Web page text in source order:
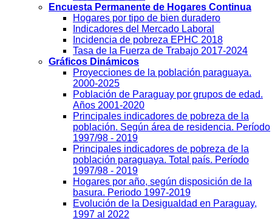
Encuesta Permanente de Hogares Continua
Hogares por tipo de bien duradero
Indicadores del Mercado Laboral
Incidencia de pobreza EPHC 2018
Tasa de la Fuerza de Trabajo 2017-2024
Gráficos Dinámicos
Proyecciones de la población paraguaya.
2000-2025
Población de Paraguay por grupos de edad.
Años 2001-2020
Principales indicadores de pobreza de la
población. Según área de residencia. Período
1997/98 - 2019
Principales indicadores de pobreza de la
población paraguaya. Total país. Período
1997/98 - 2019
Hogares por año, según disposición de la
basura. Periodo 1997-2019
Evolución de la Desigualdad en Paraguay,
1997 al 2022